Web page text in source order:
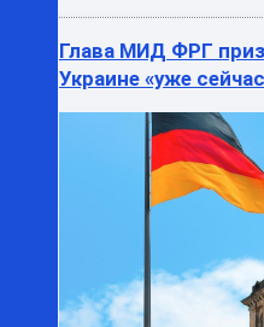
Глава МИД ФРГ
Украине «уже